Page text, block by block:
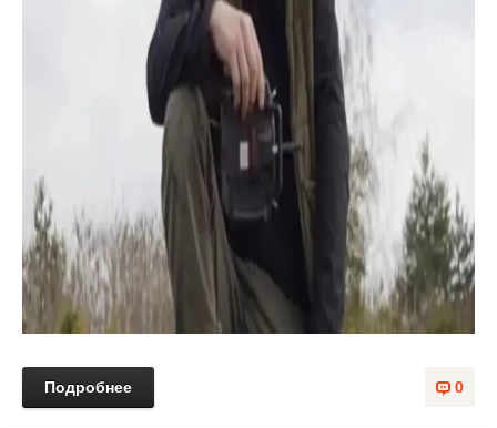
0
Подробнее